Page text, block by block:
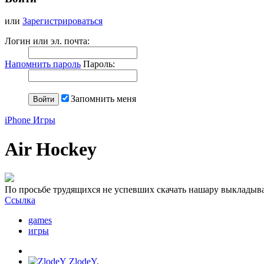
или Зарегистрироваться
Логин или эл. почта:
Напомнить пароль Пароль:
Запомнить меня
iPhone Игры
Air Hockey
По просьбе трудящихся не успевших скачать нашару
Ссылка
games
игры
ZlodeY,